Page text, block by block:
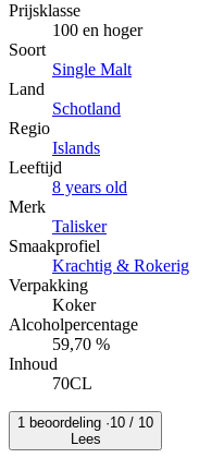
Prijsklasse
100 en hoger
Soort
Single Malt
Land
Schotland
Regio
Islands
Leeftijd
8 years old
Merk
Talisker
Smaakprofiel
Krachtig & Rokerig
Verpakking
Koker
Alcoholpercentage
59,70 %
Inhoud
70CL
1 beoordeling ·10 / 10
Lees